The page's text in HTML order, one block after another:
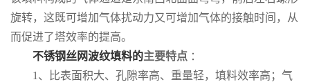
旋转，这既可增加气体扰动力又可增加气体的接触时间，从
而促进了塔效率的提高。
不锈钢丝网波纹填料的主要特点 ：
1、比表面积大、孔隙率高、重量轻，填料效率高；气